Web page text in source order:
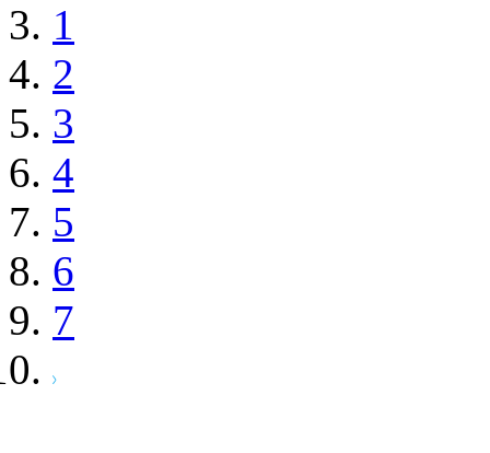
1
2
3
4
5
6
7